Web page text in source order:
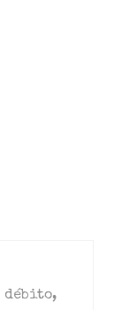
débito,